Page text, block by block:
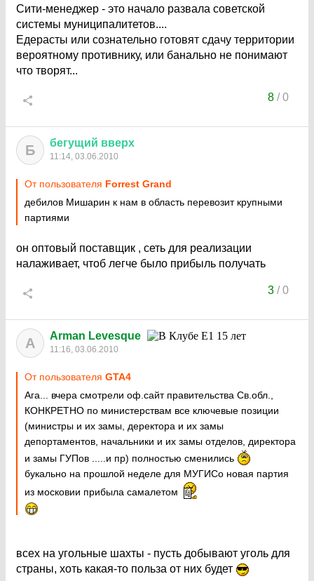
Сити-менеджер - это начало развала советской
системы муниципалитетов....
Едерасты или сознательно готовят сдачу территории
вероятному противнику, или банально не понимают
что творят...
8/0
Б бегущий вверх
11:14, 03.06.2010
От пользователя Forrest Grand
дебилов Мишарин к нам в область перевозит крупными
партиями
он оптовый поставщик , сеть для реализации
налаживает, чтоб легче было прибыль получать
3/0
A Arman Levesque
11:16, 03.06.2010
От пользователя GTA4
Ага... вчера смотрели оф.сайт правительства Св.обл.,
КОНКРЕТНО по министерствам все ключевые позиции
(министры и их замы, деректора и их замы
депортаментов, начальники и их замы отделов, директора
и замы ГУПов .....и пр) полностью сменились
букально на прошлой неделе для МУГИСо новая партия
из московии прибыла самалетом
всех на угольные шахты - пусть добывают уголь для
страны, хоть какая-то польза от них будет